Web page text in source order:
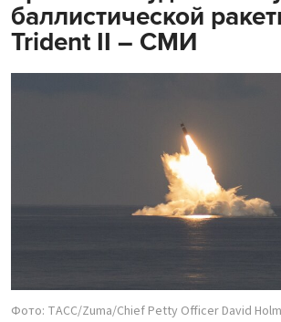
баллистической
Trident II – СМИ
Фото: ТАСС/Zuma/Chief Petty Officer David